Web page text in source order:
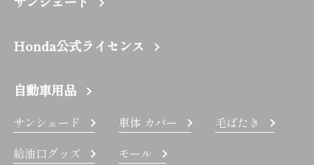
Honda公式ライセンス
自動車用品
サンシェード 車体 カバー
毛ばたき
給油口グッズ
モール